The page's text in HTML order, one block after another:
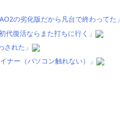
の劣化版だから凡台で終わってた」
代復活ならまた打ちに行く」
れた」
ナー（パソコン触れない）」